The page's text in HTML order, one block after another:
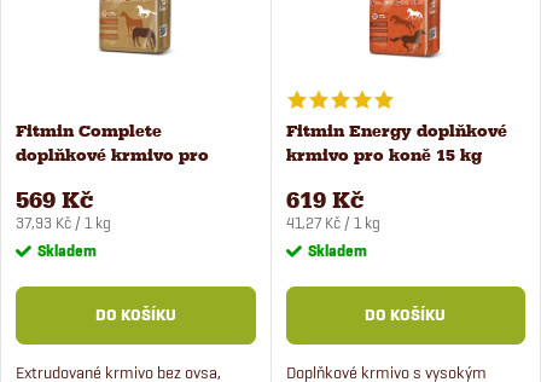
p
r
o
d
s
p
r
o
d
Fitmin Complete
doplňkové krmivo pro
569 Kč
Měrná
cena:
37,93 Kč / 1 kg
Skladem
DO KOŠÍKU
Extrudované krmivo bez ovsa,
Fitmin Energy doplňkové
krmivo pro koně 15 kg
619 Kč
Měrná
cena:
41,27 Kč / 1 kg
Skladem
DO KOŠÍKU
Doplňkové krmivo s vysokým